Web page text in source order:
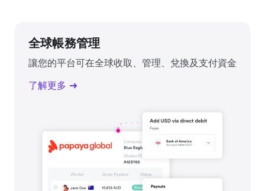
全球帳務管理
讓您的平台可在全球收取、管理、兌換及支付資金
了解更多